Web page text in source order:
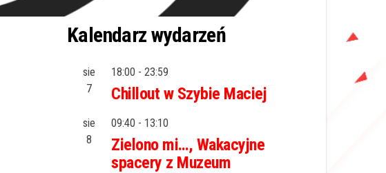
Kalendarz wydarzeń
sie
7
18:00 - 23:59
Chillout w Szybie Maciej
sie
8
09:40 - 13:10
Zielono mi…, Wakacyjne
spacery z Muzeum